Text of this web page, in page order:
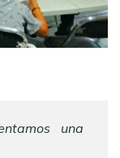
una